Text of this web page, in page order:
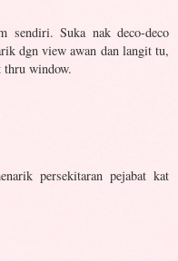
sendiri. Suka nak deco-deco
dgn view awan dan langit tu,
window.
persekitaran pejabat kat